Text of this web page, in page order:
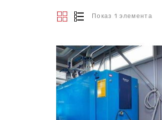
Показ 1 элемента